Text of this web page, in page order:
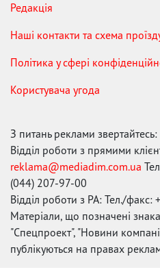
Редакція
Наші контакти та схема
Політика у сфері
Користувача угода
З питань реклами звертайтесь:
Відділ роботи з прямими
reklama@mediadim.com.ua
(044) 207-97-00
Відділ роботи з РА: Тел./
Матеріали, що позначені
"Спецпроект", "Новини
публікуються на правах